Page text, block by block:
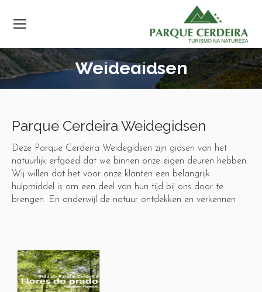
Weidegidsen
Parque Cerdeira Weidegidsen
Deze Parque Cerdeira Weidegidsen zijn gidsen van het
natuurlijk erfgoed dat we binnen onze eigen deuren hebben.
Wij willen dat het voor onze klanten een belangrijk
hulpmiddel is om een deel van hun tijd bij ons door te
brengen. En onderwijl de natuur ontdekken en verkennen